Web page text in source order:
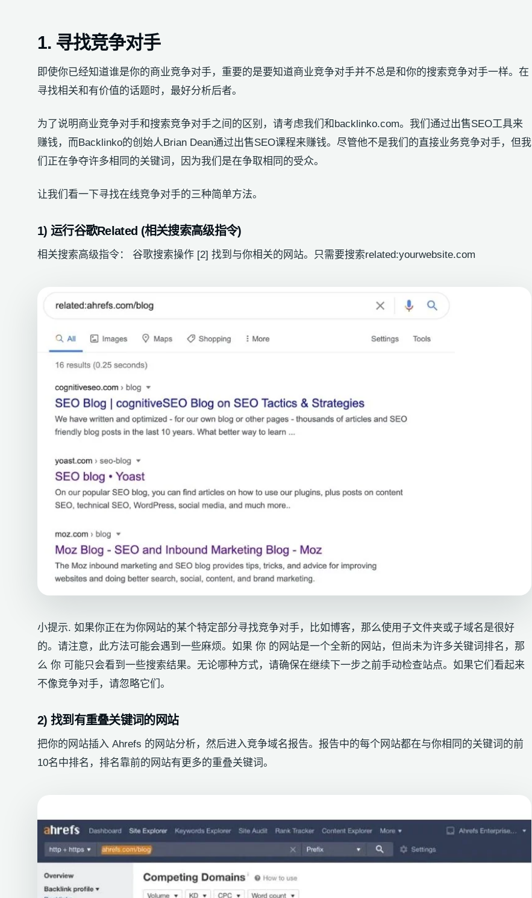
1. 寻找竞争对手
即使你已经知道谁是你的商业竞争对手，重要的是要知道商业竞争对手并不总是和你的搜索竞争对手一样。在
寻找相关和有价值的话题时，最好分析后者。
为了说明商业竞争对手和搜索竞争对手之间的区别，请考虑我们和backlinko.com。我们通过出售SEO工具来
赚钱，而Backlinko的创始人Brian Dean通过出售SEO课程来赚钱。尽管他不是我们的直接业务竞争对手，但我
们正在争夺许多相同的关键词，因为我们是在争取相同的受众。
让我们看一下寻找在线竞争对手的三种简单方法。
1) 运行谷歌Related (相关搜索高级指令)
相关搜索高级指令： 谷歌搜索操作 [2] 找到与你相关的网站。只需要搜索related:yourwebsite.com
小提示. 如果你正在为你网站的某个特定部分寻找竞争对手，比如博客，那么使用子文件夹或子域名是很好
的。请注意，此方法可能会遇到一些麻烦。如果 你 的网站是一个全新的网站，但尚未为许多关键词排名，那
么 你 可能只会看到一些搜索结果。无论哪种方式，请确保在继续下一步之前手动检查站点。如果它们看起来
不像竞争对手，请忽略它们。
2) 找到有重叠关键词的网站
把你的网站插入 Ahrefs 的网站分析，然后进入竞争域名报告。报告中的每个网站都在与你相同的关键词的前
10名中排名，排名靠前的网站有更多的重叠关键词。